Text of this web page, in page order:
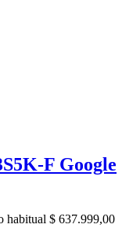
F Google
habitual $ 637.999,00